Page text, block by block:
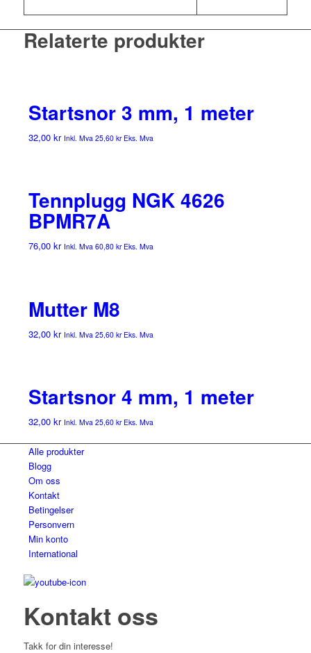
Relaterte produkter
Startsnor 3 mm, 1 meter
32,00 kr Inkl. Mva 25,60 krEks. Mva
Tennplugg NGK 4626
BPMR7A
76,00 kr Inkl. Mva 60,80 krEks. Mva
Mutter M8
32,00 kr Inkl. Mva 25,60 krEks. Mva
Startsnor 4 mm, 1 meter
32,00 kr Inkl. Mva 25,60 krEks. Mva
Alle produkter
Blogg
Om oss
Kontakt
Betingelser
Personvern
Min konto
International
Kontakt oss
Takk for din interesse!